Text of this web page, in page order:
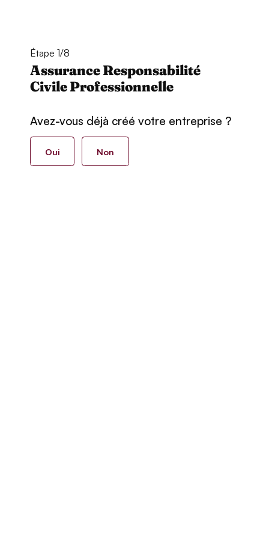
Étape 1/8
Assurance Responsabilité
Civile Professionnelle
Avez-vous déjà créé votre entreprise ?
Oui Non